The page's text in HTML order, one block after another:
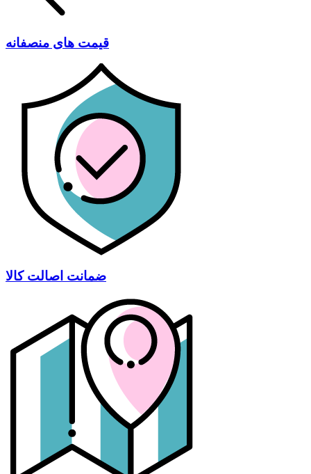
قیمت های منصفانه
ضمانت اصالت کالا